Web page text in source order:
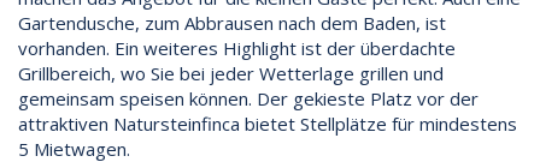
Gartendusche, zum Abbrausen nach dem Baden, ist
vorhanden. Ein weiteres Highlight ist der überdachte
Grillbereich, wo Sie bei jeder Wetterlage grillen und
gemeinsam speisen können. Der gekieste Platz vor der
attraktiven Natursteinfinca bietet Stellplätze für mindestens
5 Mietwagen.